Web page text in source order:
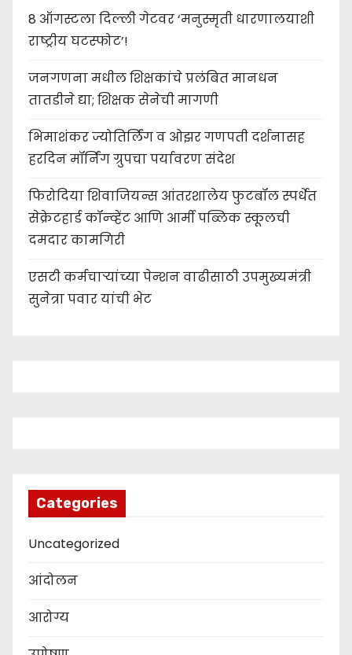
8 ऑगस्टला दिल्ली गेटवर ‘मनुस्मृती धारणालयाशी
राष्ट्रीय घटस्फोट’!
जनगणना मधील शिक्षकांचे प्रलंबित मानधन
तातडीने द्या; शिक्षक सेनेची मागणी
भिमाशंकर ज्योतिर्लिंग व ओझर गणपती दर्शनासह
हरदिन मॉर्निंग ग्रुपचा पर्यावरण संदेश
फिरोदिया शिवाजियन्स आंतरशालेय फुटबॉल स्पर्धेत
सेक्रेटहार्ड कॉन्व्हेंट आणि आर्मी पब्लिक स्कूलची
दमदार कामगिरी
एसटी कर्मचाऱ्यांच्या पेन्शन वाढीसाठी उपमुख्यमंत्री
सुनेत्रा पवार यांची भेट
Categories
Uncategorized
आंदोलन
आरोग्य